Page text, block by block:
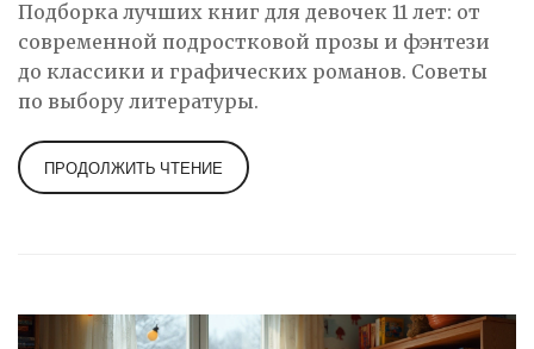
Подборка лучших книг для девочек 11 лет: от
современной подростковой прозы и фэнтези
до классики и графических романов. Советы
по выбору литературы.
ПРОДОЛЖИТЬ ЧТЕНИЕ